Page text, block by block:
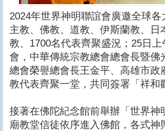
2024年世界神明聯誼會廣邀全球
主教、佛教、道教、伊斯蘭教、
教、1700名代表齊聚盛況；25日
會，中華傳統宗教總會總會長暨
總會榮譽總會長王金平、高雄市
教代表齊聚一堂，共同簽署「祥
接著在佛陀紀念館前舉辦「世界
廟教堂信徒依序進入佛館，各式